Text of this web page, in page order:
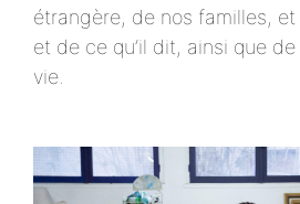
étrangère, de nos familles,
et de ce qu’il dit, ainsi que
vie.